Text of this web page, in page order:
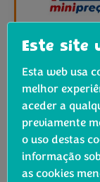
Este site
Esta web usa
melhor
aceder a
previamente
o uso destas
informação
as cookies